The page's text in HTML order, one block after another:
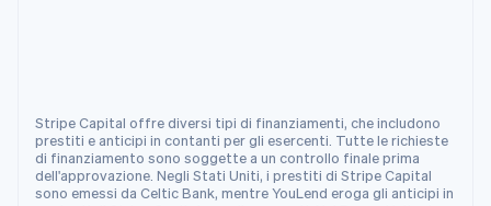
Stripe Capital offre diversi tipi di finanziamenti, che includono
prestiti e anticipi in contanti per gli esercenti. Tutte le richieste
di finanziamento sono soggette a un controllo finale prima
dell'approvazione. Negli Stati Uniti, i prestiti di Stripe Capital
sono emessi da Celtic Bank, mentre YouLend eroga gli anticipi in
Portogallo
PortuguêsEnglish
RAS di Hong Kong, Cina
English简体中文